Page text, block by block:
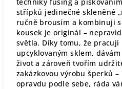
střípků jedinečné skleněné
ručně brousím a kombinuji
kousek je originál –
světla. Díky tomu, že pracuji
upcyklovaným sklem,
život a zároveň tvořím
zakázkovou výrobu šperků
opravdu podle sebe, ráda